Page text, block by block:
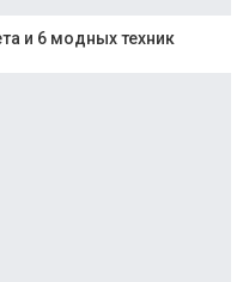
и 6 модных техник